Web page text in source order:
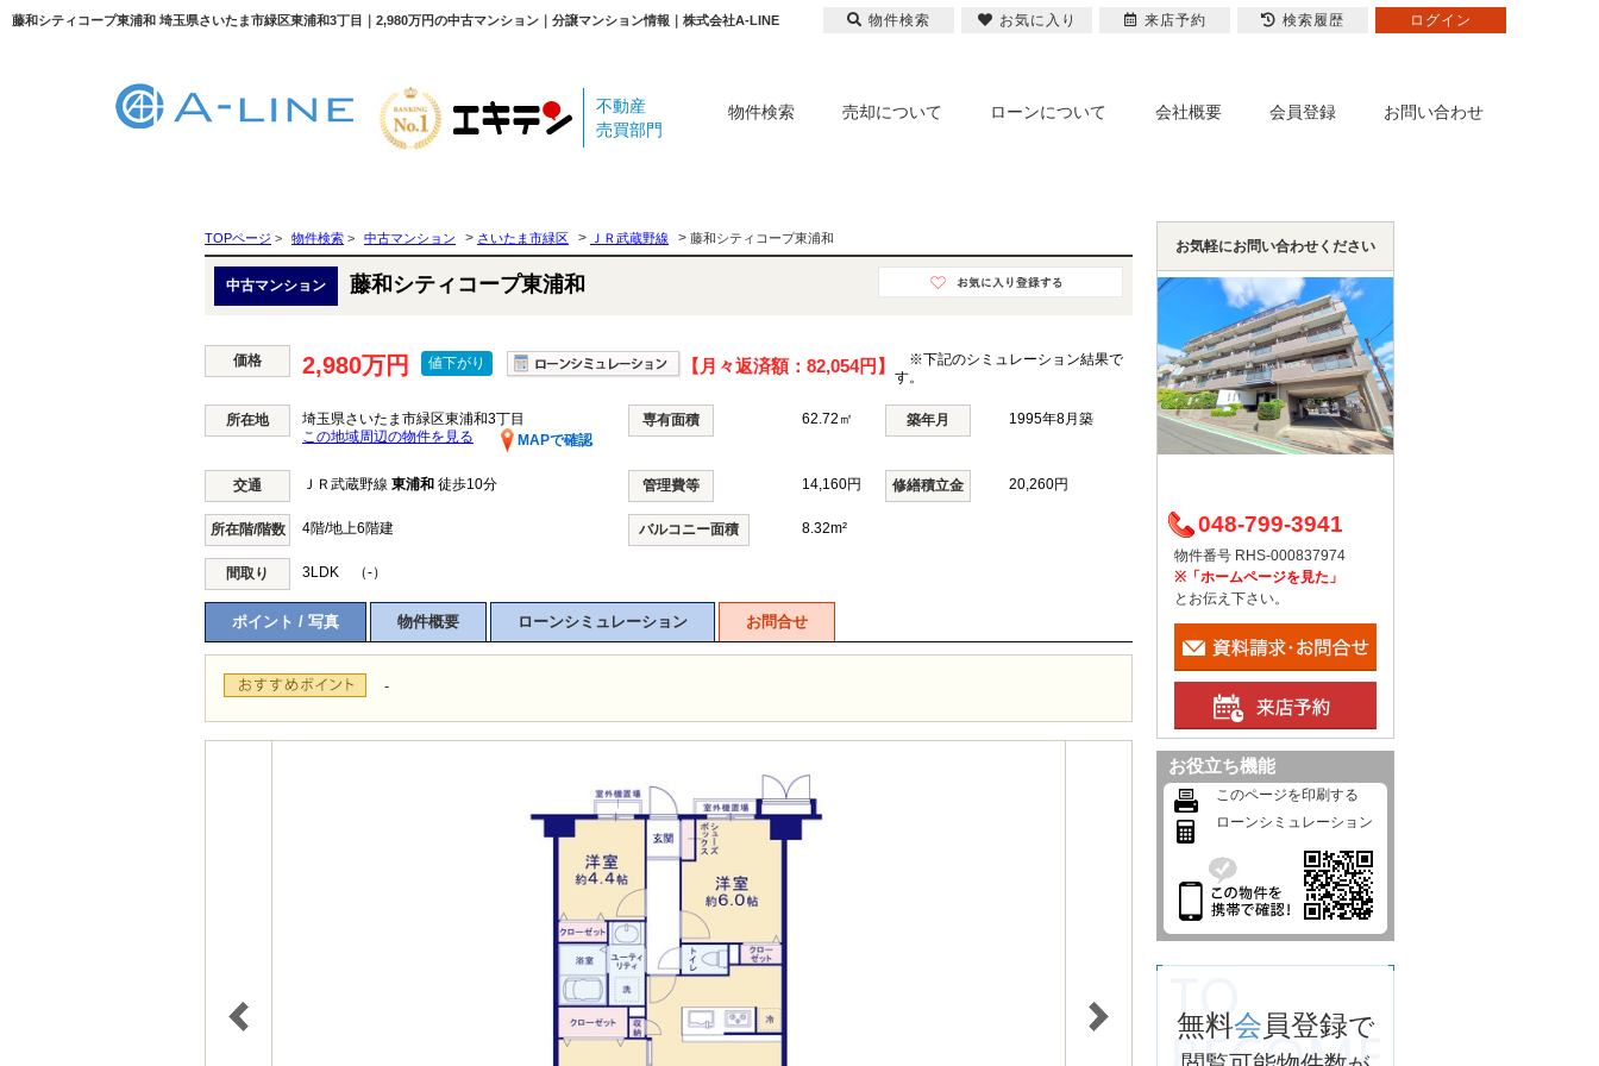
藤和シティコープ東浦和 埼玉県さいたま市緑区東浦和3丁目｜2,980万円の中古マンション｜分譲マンション情報｜株式会社A-LINE
不動産
売買部門
物件検索 売却について ローンについて 会社概要 会員登録 お問い合わせ
TOPページ > 物件検索 > 中古マンション > さいたま市緑区 > ＪＲ武蔵野線 > 藤和シティコープ東浦和
中古マンション 藤和シティコープ東浦和
価格 2,980万円 値下がり 【月々返済額： 82,054円 】
※下記のシミュレーション結果で
す。
所在地
埼玉県さいたま市緑区東浦和3丁目
MAPで確認
この地域周辺の物件を見る
専有面積 62.72㎡ 築年月 1995年8月築
交通 ＪＲ武蔵野線 東浦和 徒歩10分 管理費等 14,160円 修繕積立金 20,260円
所在階/階数 4階/地上6階建 バルコニー面積 8.32m²
間取り 3LDK （-）
ポイント / 写真 物件概要 ローンシミュレーション お問合せ
-
お気軽にお問い合わせください
048-799-3941
物件番号 RHS-000837974
※「ホームページを見た」
とお伝え下さい。
お役立ち機能
このページを印刷する
ローンシミュレーション
無料会員登録で
物件検索 お気に入り 来店予約 検索履歴 ログイン